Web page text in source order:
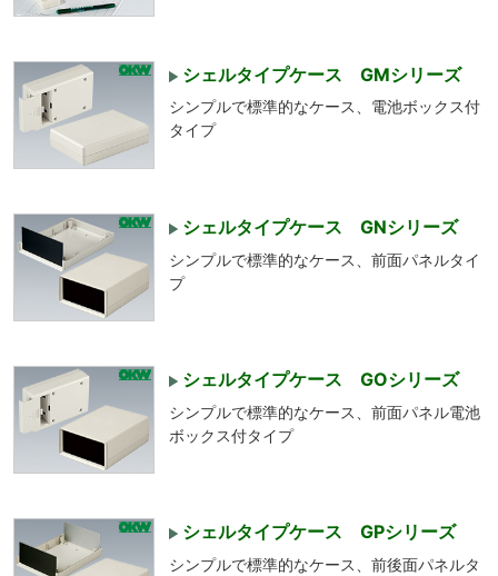
シェルタイプケース GMシリーズ
シンプルで標準的なケース、電池ボックス付
タイプ
シェルタイプケース GNシリーズ
シンプルで標準的なケース、前面パネルタイ
プ
シェルタイプケース GOシリーズ
シンプルで標準的なケース、前面パネル電池
ボックス付タイプ
シェルタイプケース GPシリーズ
シンプルで標準的なケース、前後面パネルタ